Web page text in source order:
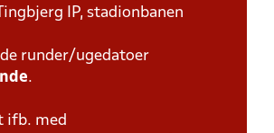
IP, stadionbanen
runder/ugedatoer
.
ifb. med